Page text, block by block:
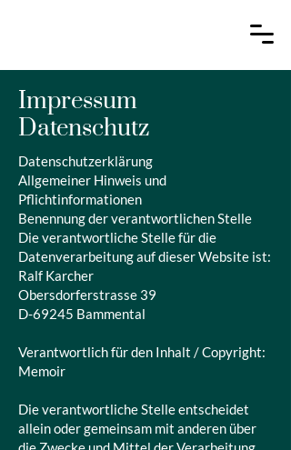
Impressum
Datenschutz
Datenschutzerklärung
Allgemeiner Hinweis und
Pflichtinformationen
Benennung der verantwortlichen Stelle
Die verantwortliche Stelle für die
Datenverarbeitung auf dieser Website ist:
Ralf Karcher
Obersdorferstrasse 39
D-69245 Bammental​
Verantwortlich für den Inhalt / Copyright:
Memoir
Die verantwortliche Stelle entscheidet
allein oder gemeinsam mit anderen über